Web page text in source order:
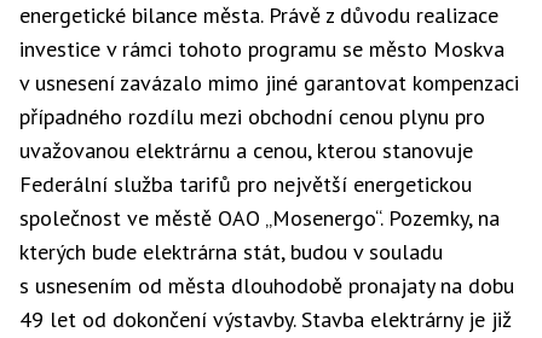
energetické bilance města. Právě z důvodu realizace
investice v rámci tohoto programu se město Moskva
v usnesení zavázalo mimo jiné garantovat kompenzaci
případného rozdílu mezi obchodní cenou plynu pro
uvažovanou elektrárnu a cenou, kterou stanovuje
Federální služba tarifů pro největší energetickou
společnost ve městě OAO „Mosenergo“. Pozemky, na
kterých bude elektrárna stát, budou v souladu
s usnesením od města dlouhodobě pronajaty na dobu
49 let od dokončení výstavby. Stavba elektrárny je již